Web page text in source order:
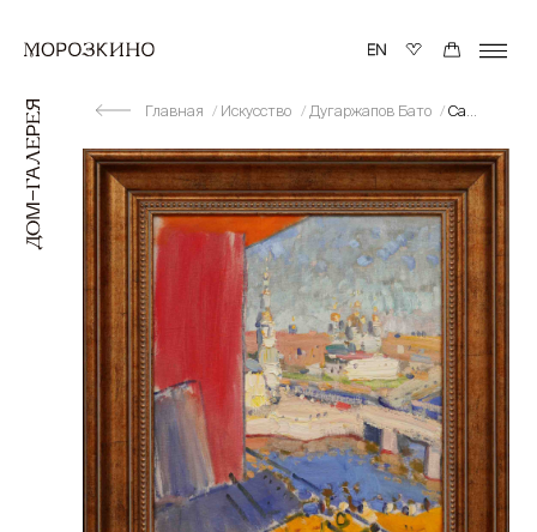
Главная Искусство Дугаржапов Бато Санкт-Петербург